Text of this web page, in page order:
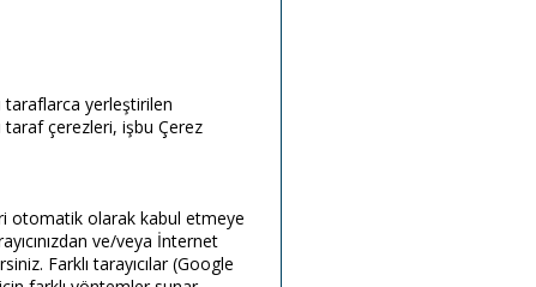
taraflarca yerleştirilen
çerezleri, işbu Çerez
otomatik olarak kabul etmeye
ve/veya İnternet
Farklı tarayıcılar (Google